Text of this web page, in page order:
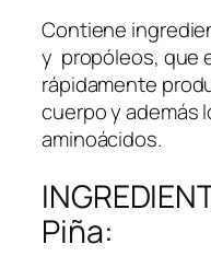
Contiene
y propóleos, que
rápidamente
cuerpo y además
aminoácidos.
Piña: